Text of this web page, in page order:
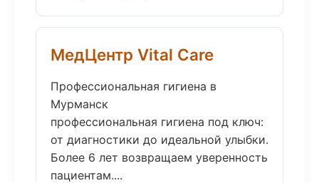
МедЦентр Vital Care
Профессиональная гигиена в
Мурманск
профессиональная гигиена под ключ:
от диагностики до идеальной улыбки.
Более 6 лет возвращаем уверенность
пациентам....